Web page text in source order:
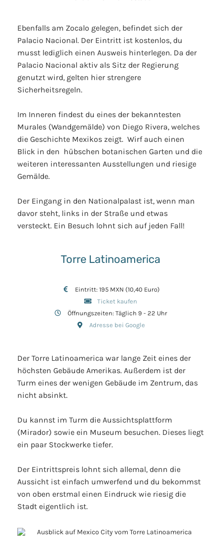
Ebenfalls am Zocalo gelegen, befindet sich der
Palacio Nacional. Der Eintritt ist kostenlos, du
musst lediglich einen Ausweis hinterlegen. Da der
Palacio Nacional aktiv als Sitz der Regierung
genutzt wird, gelten hier strengere
Sicherheitsregeln.
Im Inneren findest du eines der bekanntesten
Murales (Wandgemälde) von Diego Rivera, welches
die Geschichte Mexikos zeigt. Wirf auch einen
Blick in den hübschen botanischen Garten und die
weiteren interessanten Ausstellungen und riesige
Gemälde.
Der Eingang in den Nationalpalast ist, wenn man
davor steht, links in der Straße und etwas
versteckt. Ein Besuch lohnt sich auf jeden Fall!
Torre Latinoamerica
Eintritt: 195 MXN (10,40 Euro)
Ticket kaufen
Öffnungszeiten: Täglich 9 - 22 Uhr
Adresse bei Google
Der Torre Latinoamerica war lange Zeit eines der
höchsten Gebäude Amerikas. Außerdem ist der
Turm eines der wenigen Gebäude im Zentrum, das
nicht absinkt.
Du kannst im Turm die Aussichtsplattform
(Mirador) sowie ein Museum besuchen. Dieses liegt
ein paar Stockwerke tiefer.
Der Eintrittspreis lohnt sich allemal, denn die
Aussicht ist einfach umwerfend und du bekommst
von oben erstmal einen Eindruck wie riesig die
Stadt eigentlich ist.